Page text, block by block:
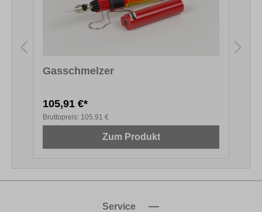
Gasschmelzer
105,91 €*
Bruttopreis: 105,91 €
Zum Produkt
Service